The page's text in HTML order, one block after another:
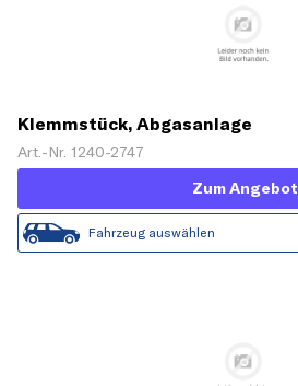
Klemmstück, Abgasanlage
Art.-Nr. 1240-2747
Zum Angebot
Fahrzeug auswählen